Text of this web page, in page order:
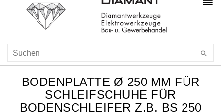
BODENPLATTE Ø 250 MM FÜR
SCHLEIFSCHUHE FÜR
BODENSCHLEIFER Z.B. BS 250